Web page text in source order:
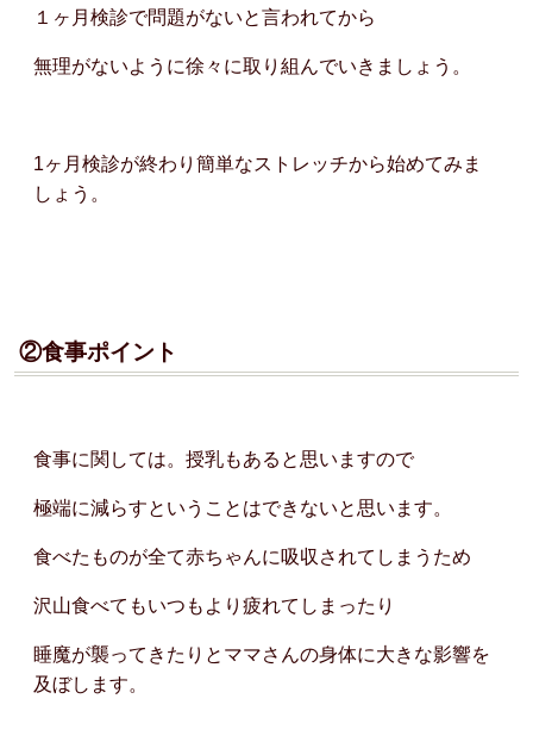
１ヶ月検診で問題がないと言われてから
無理がないように徐々に取り組んでいきましょう。
1ヶ月検診が終わり簡単なストレッチから始めてみま
しょう。
②食事ポイント
食事に関しては。授乳もあると思いますので
極端に減らすということはできないと思います。
食べたものが全て赤ちゃんに吸収されてしまうため
沢山食べてもいつもより疲れてしまったり
睡魔が襲ってきたりとママさんの身体に大きな影響を
及ぼします。